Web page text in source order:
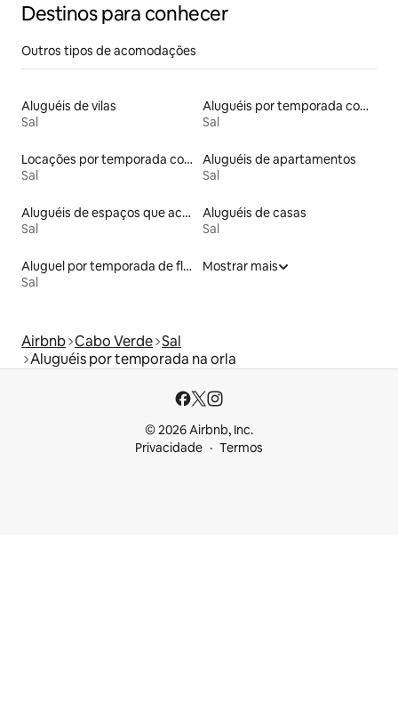
Destinos para conhecer
Outros tipos de acomodações
Aluguéis de vilas
Sal
Aluguéis por temporada com acesso à praia
Sal
Locações por temporada com piscina
Sal
Aluguéis de apartamentos
Sal
Aluguéis de espaços que aceitam animais de estimação
Sal
Aluguéis de casas
Sal
Aluguel por temporada de flats
Sal
Mostrar mais
Airbnb Cabo Verde Sal
Aluguéis por temporada na orla
© 2026 Airbnb, Inc.
Privacidade
Termos